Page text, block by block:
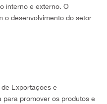
interno e externo. O
o desenvolvimento do setor
Exportações e
para promover os produtos e